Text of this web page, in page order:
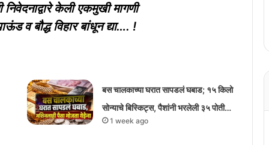
केली एकमुखी मागणी
व बौद्ध विहार बांधून द्या…. !
बस चालकाच्या घरात सापडलं घबाड; १५ किलो
सोन्याचे बिस्किट्स, पैशांनी भरलेली ३५ पोती…
1 week ago